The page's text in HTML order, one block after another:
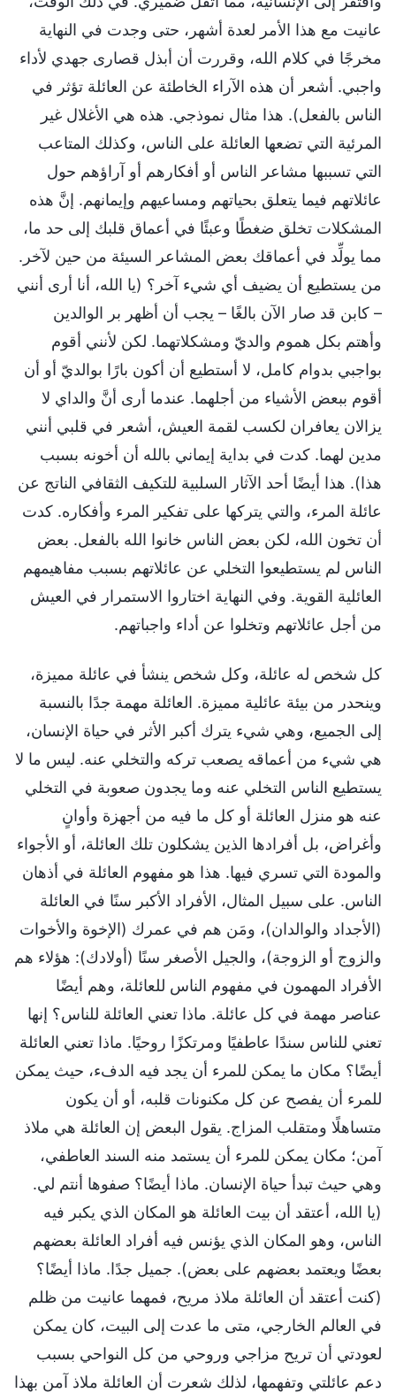
عانيت مع هذا الأمر لعدة أشهر، حتى وجدت في النهاية
مخرجًا في كلام الله، وقررت أن أبذل قصارى جهدي لأداء
واجبي. أشعر أن هذه الآراء الخاطئة عن العائلة تؤثر في
الناس بالفعل). هذا مثال نموذجي. هذه هي الأغلال غير
المرئية التي تضعها العائلة على الناس، وكذلك المتاعب
التي تسببها مشاعر الناس أو أفكارهم أو آراؤهم حول
عائلاتهم فيما يتعلق بحياتهم ومساعيهم وإيمانهم. إنَّ هذه
المشكلات تخلق ضغطًا وعبئًا في أعماق قلبك إلى حد ما،
مما يولِّد في أعماقك بعض المشاعر السيئة من حين لآخر.
من يستطيع أن يضيف أي شيء آخر؟ (يا الله، أنا أرى أنني
– كابن قد صار الآن بالغًا – يجب أن أظهر بر الوالدين
وأهتم بكل هموم والديّ ومشكلاتهما. لكن لأنني أقوم
بواجبي بدوام كامل، لا أستطيع أن أكون بارًا بوالديّ أو أن
أقوم ببعض الأشياء من أجلهما. عندما أرى أنَّ والداي لا
يزالان يعافران لكسب لقمة العيش، أشعر في قلبي أنني
مدين لهما. كدت في بداية إيماني بالله أن أخونه بسبب
هذا). هذا أيضًا أحد الآثار السلبية للتكيف الثقافي الناتج عن
عائلة المرء، والتي يتركها على تفكير المرء وأفكاره. كدت
أن تخون الله، لكن بعض الناس خانوا الله بالفعل. بعض
الناس لم يستطيعوا التخلي عن عائلاتهم بسبب مفاهيمهم
العائلية القوية. وفي النهاية اختاروا الاستمرار في العيش
من أجل عائلاتهم وتخلوا عن أداء واجباتهم.
كل شخص له عائلة، وكل شخص ينشأ في عائلة مميزة،
وينحدر من بيئة عائلية مميزة. العائلة مهمة جدًا بالنسبة
إلى الجميع، وهي شيء يترك أكبر الأثر في حياة الإنسان،
هي شيء من أعماقه يصعب تركه والتخلي عنه. ليس ما لا
يستطيع الناس التخلي عنه وما يجدون صعوبة في التخلي
عنه هو منزل العائلة أو كل ما فيه من أجهزة وأوانٍ
وأغراض، بل أفرادها الذين يشكلون تلك العائلة، أو الأجواء
والمودة التي تسري فيها. هذا هو مفهوم العائلة في أذهان
الناس. على سبيل المثال، الأفراد الأكبر سنًا في العائلة
(الأجداد والوالدان)، ومَن هم في عمرك (الإخوة والأخوات
والزوج أو الزوجة)، والجيل الأصغر سنًا (أولادك): هؤلاء هم
الأفراد المهمون في مفهوم الناس للعائلة، وهم أيضًا
عناصر مهمة في كل عائلة. ماذا تعني العائلة للناس؟ إنها
تعني للناس سندًا عاطفيًا ومرتكزًا روحيًا. ماذا تعني العائلة
أيضًا؟ مكان ما يمكن للمرء أن يجد فيه الدفء، حيث يمكن
للمرء أن يفصح عن كل مكنونات قلبه، أو أن يكون
متساهلًا ومتقلب المزاج. يقول البعض إن العائلة هي ملاذ
آمن؛ مكان يمكن للمرء أن يستمد منه السند العاطفي،
وهي حيث تبدأ حياة الإنسان. ماذا أيضًا؟ صفوها أنتم لي.
(يا الله، أعتقد أن بيت العائلة هو المكان الذي يكبر فيه
الناس، وهو المكان الذي يؤنس فيه أفراد العائلة بعضهم
بعضًا ويعتمد بعضهم على بعض). جميل جدًا. ماذا أيضًا؟
(كنت أعتقد أن العائلة ملاذ مريح، فمهما عانيت من ظلم
في العالم الخارجي، متى ما عدت إلى البيت، كان يمكن
لعودتي أن تريح مزاجي وروحي من كل النواحي بسبب
دعم عائلتي وتفهمها، لذلك شعرت أن العائلة ملاذ آمن بهذا